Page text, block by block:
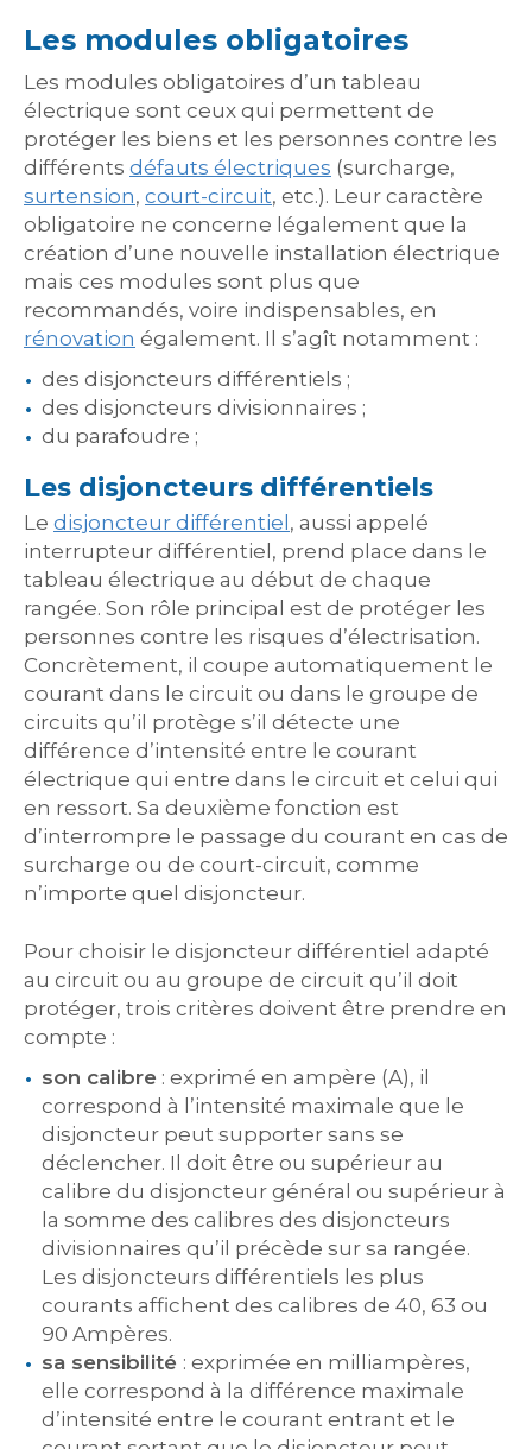
Les modules obligatoires
Les modules obligatoires d’un tableau
électrique sont ceux qui permettent de
protéger les biens et les personnes contre les
différents défauts électriques (surcharge,
surtension, court-circuit, etc.). Leur caractère
obligatoire ne concerne légalement que la
création d’une nouvelle installation électrique
mais ces modules sont plus que
recommandés, voire indispensables, en
rénovation également. Il s’agît notamment :
des disjoncteurs différentiels ;
des disjoncteurs divisionnaires ;
du parafoudre ;
Les disjoncteurs différentiels
Le disjoncteur différentiel , aussi appelé
interrupteur différentiel, prend place dans le
tableau électrique au début de chaque
rangée. Son rôle principal est de protéger les
personnes contre les risques d’électrisation.
Concrètement, il coupe automatiquement le
courant dans le circuit ou dans le groupe de
circuits qu’il protège s’il détecte une
différence d’intensité entre le courant
électrique qui entre dans le circuit et celui qui
en ressort. Sa deuxième fonction est
d’interrompre le passage du courant en cas de
surcharge ou de court-circuit, comme
n’importe quel disjoncteur.
Pour choisir le disjoncteur différentiel adapté
au circuit ou au groupe de circuit qu’il doit
protéger, trois critères doivent être prendre en
compte :
son calibre : exprimé en ampère (A), il
correspond à l’intensité maximale que le
disjoncteur peut supporter sans se
déclencher. Il doit être ou supérieur au
calibre du disjoncteur général ou supérieur à
la somme des calibres des disjoncteurs
divisionnaires qu’il précède sur sa rangée.
Les disjoncteurs différentiels les plus
courants affichent des calibres de 40, 63 ou
90 Ampères.
sa sensibilité : exprimée en milliampères,
elle correspond à la différence maximale
d’intensité entre le courant entrant et le